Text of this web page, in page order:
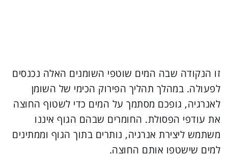
זו הנקודה שבה המים שוטפי השומנים האלה נכנסים
לפעולה. במהלך תהליך הפירוק הכימי של השומן
לאנרגיה, גופכם מסתמך על המים כדי לשטוף החוצה
את עודפי הפסולת. החומרים שבהם הגוף איננו
משתמש ליצירת אנרגיה, נותרים בתוך הגוף וממתינים
למים שישטפו אותם החוצה.